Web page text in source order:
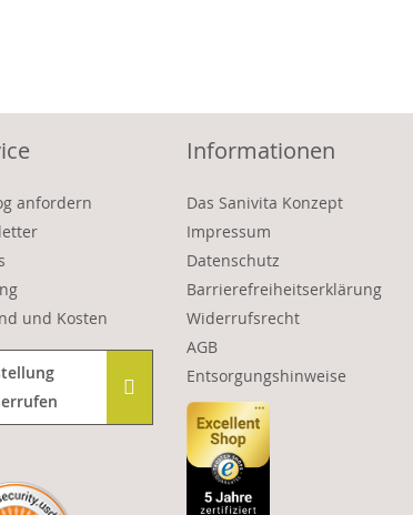
anfordern
und Kosten
Informationen
Das Sanivita Konzept
Impressum
Datenschutz
Barrierefreiheitserklärung
Widerrufsrecht
AGB
Entsorgungshinweise